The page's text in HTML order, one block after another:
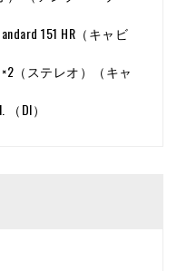
151 HR（キャビ
×2（ステレオ）（キャ
（DI）